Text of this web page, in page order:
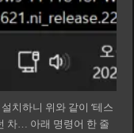
치하니 위와 같이 ‘테스
차… 아래 명령어 한 줄